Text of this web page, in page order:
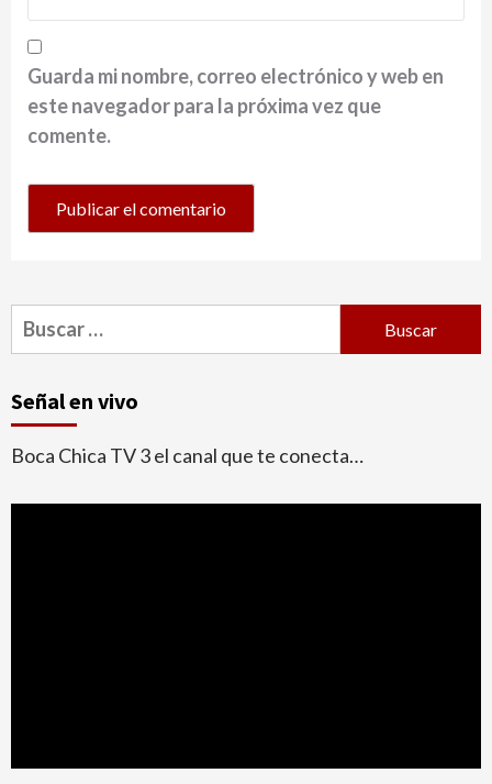
Guarda mi nombre, correo electrónico y web en
este navegador para la próxima vez que
comente.
Buscar:
Señal en vivo
Boca Chica TV 3 el canal que te conecta…